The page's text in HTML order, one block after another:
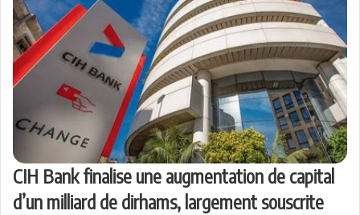
CIH Bank finalise une augmentation de capital
d’un milliard de dirhams, largement souscrite